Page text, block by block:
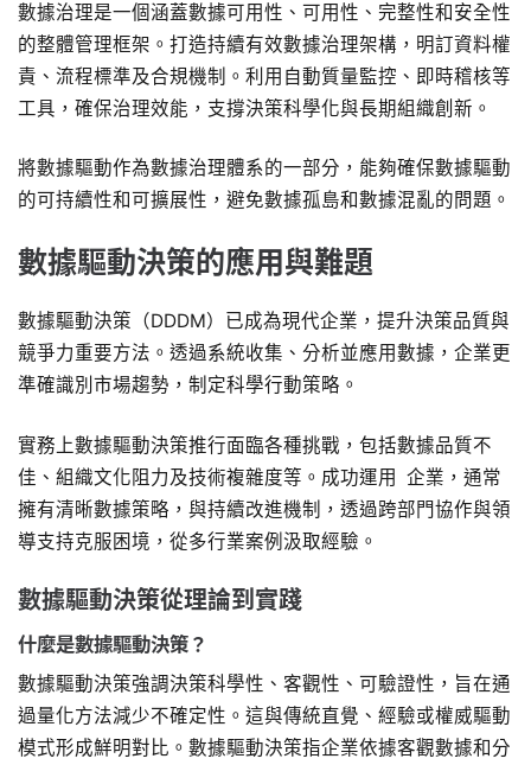
數據治理是一個涵蓋數據可用性、可用性、完整性和安全性
的整體管理框架。打造持續有效數據治理架構，明訂資料權
責、流程標準及合規機制。利用自動質量監控、即時稽核等
工具，確保治理效能，支撐決策科學化與長期組織創新。
將數據驅動作為數據治理體系的一部分，能夠確保數據驅動
的可持續性和可擴展性，避免數據孤島和數據混亂的問題。
數據驅動決策的應用與難題
數據驅動決策（DDDM）已成為現代企業，提升決策品質與
競爭力重要方法。透過系統收集、分析並應用數據，企業更
準確識別市場趨勢，制定科學行動策略。
實務上數據驅動決策推行面臨各種挑戰，包括數據品質不
佳、組織文化阻力及技術複雜度等。成功運用 企業，通常
擁有清晰數據策略，與持續改進機制，透過跨部門協作與領
導支持克服困境，從多行業案例汲取經驗。
數據驅動決策從理論到實踐
什麼是數據驅動決策？
數據驅動決策強調決策科學性、客觀性、可驗證性，旨在通
過量化方法減少不確定性。這與傳統直覺、經驗或權威驅動
模式形成鮮明對比。數據驅動決策指企業依據客觀數據和分